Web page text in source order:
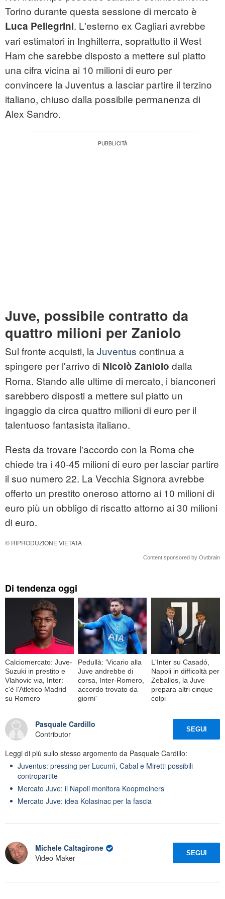
Torino durante questa sessione di mercato è
Luca Pellegrini. L'esterno ex Cagliari avrebbe
vari estimatori in Inghilterra, soprattutto il West
Ham che sarebbe disposto a mettere sul piatto
una cifra vicina ai 10 milioni di euro per
convincere la Juventus a lasciar partire il terzino
italiano, chiuso dalla possibile permanenza di
Alex Sandro.
Juve, possibile contratto da
quattro milioni per Zaniolo
Sul fronte acquisti, la Juventus continua a
spingere per l'arrivo di Nicolò Zaniolo dalla
Roma. Stando alle ultime di mercato, i bianconeri
sarebbero disposti a mettere sul piatto un
ingaggio da circa quattro milioni di euro per il
talentuoso fantasista italiano.
Resta da trovare l'accordo con la Roma che
chiede tra i 40-45 milioni di euro per lasciar partire
il suo numero 22. La Vecchia Signora avrebbe
offerto un prestito oneroso attorno ai 10 milioni di
euro più un obbligo di riscatto attorno ai 30 milioni
di euro.
© RIPRODUZIONE VIETATA
Content sponsored by Outbrain
Di tendenza oggi
Calciomercato: Juve-
Suzuki in prestito e
Vlahovic via, Inter:
c'è l'Atletico Madrid
su Romero
Pedullà: 'Vicario alla
Juve andrebbe di
corsa, Inter-Romero,
accordo trovato da
giorni'
L'Inter su Casadó,
Napoli in difficoltà per
Zeballos, la Juve
prepara altri cinque
colpi
Pasquale Cardillo
Contributor
SEGUI
Leggi di più sullo stesso argomento da Pasquale Cardillo:
Juventus: pressing per Lucumì, Cabal e Miretti possibili
contropartite
Mercato Juve: il Napoli monitora Koopmeiners
Mercato Juve: idea Kolasinac per la fascia
Michele Caltagirone
Video Maker
SEGUI